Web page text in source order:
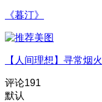
《暮汀》
【人间理想】寻常烟火
评论191
默认